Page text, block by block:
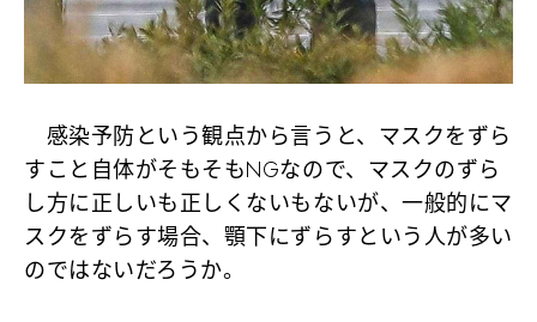
感染予防という観点から言うと、マスクをずら
すこと自体がそもそもNGなので、マスクのずら
し方に正しいも正しくないもないが、一般的にマ
スクをずらす場合、顎下にずらすという人が多い
のではないだろうか。